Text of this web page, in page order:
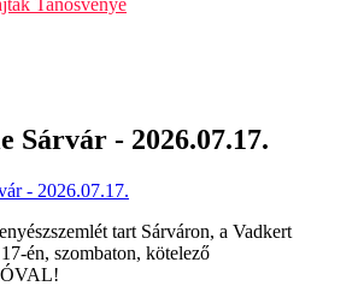
Tanösvénye
Sárvár - 2026.07.17.
tart Sárváron, a Vadkert
én, szombaton, kötelező